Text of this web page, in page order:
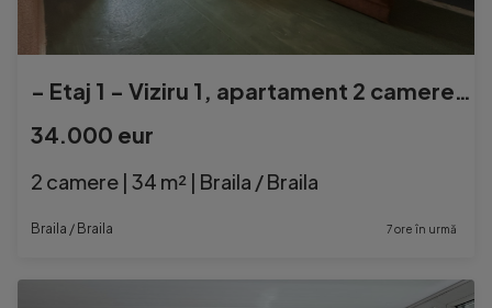
- Etaj 1 - Viziru 1, apartament 2 camere 36mp.
34.000 eur
2 camere | 34 m² | Braila / Braila
Braila / Braila 7 ore în urmă